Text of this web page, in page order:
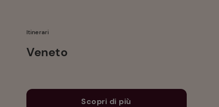
Itinerari
Veneto
Scopri di più